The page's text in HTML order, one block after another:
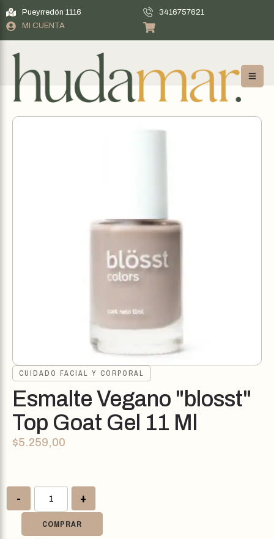
Pueyrredón 1116
3416757621
MI CUENTA
CUIDADO FACIAL Y CORPORAL
Esmalte Vegano "blosst"
Top Goat Gel 11 Ml
$5.259,00
- +
COMPRAR